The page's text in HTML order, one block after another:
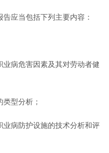
应当包括下列主要内容：
业病危害因素及其对劳动者健
类型分析；
业病防护设施的技术分析和评